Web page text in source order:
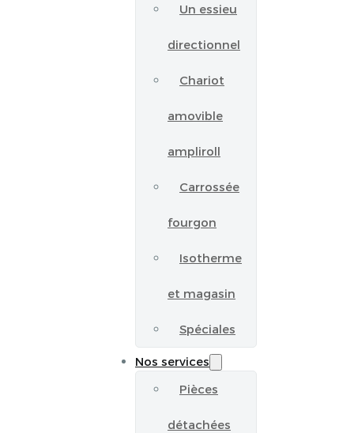
Un essieu
directionnel
Chariot
amovible
ampliroll
Carrossée
fourgon
Isotherme
et magasin
Spéciales
Nos services
Pièces
détachées